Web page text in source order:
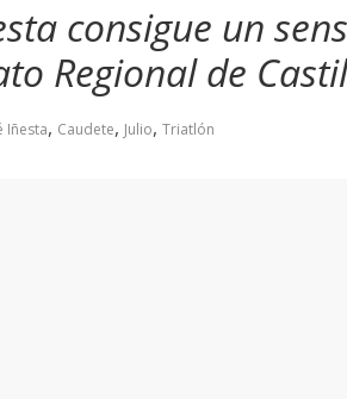
consigue un
Regional de
Iñesta, Caudete, Julio, Triatlón